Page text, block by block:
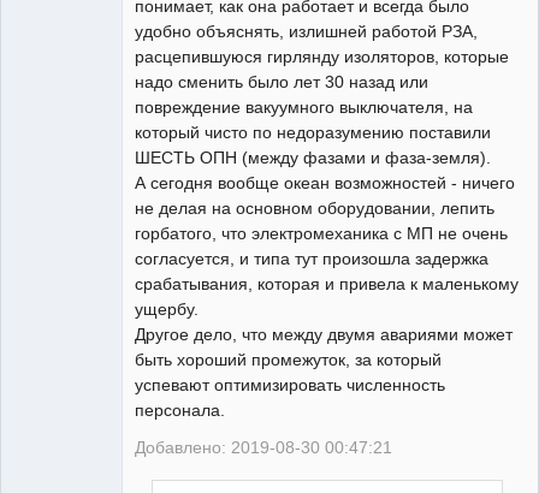
понимает, как она работает и всегда было
удобно объяснять, излишней работой РЗА,
расцепившуюся гирлянду изоляторов, которые
надо сменить было лет 30 назад или
повреждение вакуумного выключателя, на
который чисто по недоразумению поставили
ШЕСТЬ ОПН (между фазами и фаза-земля).
А сегодня вообще океан возможностей - ничего
не делая на основном оборудовании, лепить
горбатого, что электромеханика с МП не очень
согласуется, и типа тут произошла задержка
срабатывания, которая и привела к маленькому
ущербу.
Другое дело, что между двумя авариями может
быть хороший промежуток, за который
успевают оптимизировать численность
персонала.
Добавлено: 2019-08-30 00:47:21